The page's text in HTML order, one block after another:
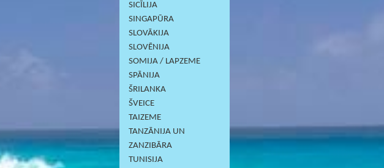
SICĪLIJA
SINGAPŪRA
SLOVĀKIJA
SLOVĒNIJA
SOMIJA / LAPZEME
SPĀNIJA
ŠRILANKA
ŠVEICE
TAIZEME
TANZĀNIJA UN
ZANZIBĀRA
TUNISIJA